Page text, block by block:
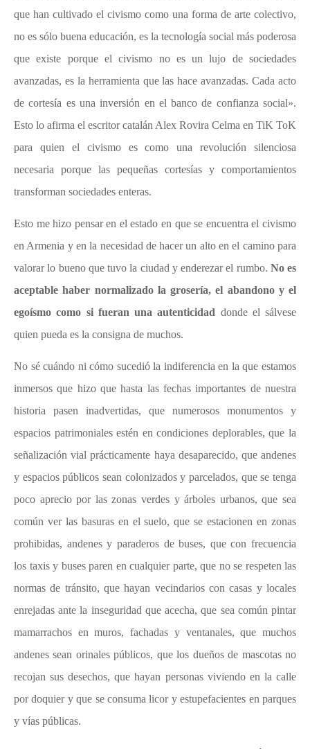
que han cultivado el civismo como una forma de arte colectivo,
no es sólo buena educación, es la tecnología social más poderosa
que existe porque el civismo no es un lujo de sociedades
avanzadas, es la herramienta que las hace avanzadas. Cada acto
de cortesía es una inversión en el banco de confianza social».
Esto lo afirma el escritor catalán Alex Rovira Celma en TiK ToK
para quien el civismo es como una revolución silenciosa
necesaria porque las pequeñas cortesías y comportamientos
transforman sociedades enteras.
Esto me hizo pensar en el estado en que se encuentra el civismo
en Armenia y en la necesidad dehacer un alto en el camino para
valorar lo bueno que tuvo la ciudad y enderezar el rumbo. No es
aceptable haber normalizado la grosería, el abandono y el
egoísmo como si fueran una autenticidad donde el sálvese
quien pueda es la consigna de muchos.
No sé cuándo ni cómo sucedió la indiferencia en la que estamos
inmersos que hizo que hasta las fechas importantes de nuestra
historia pasen inadvertidas, que numerosos monumentos y
espacios patrimoniales estén en condiciones deplorables, que la
señalización vial prácticamente haya desaparecido, que andenes
y espacios públicos sean colonizados y parcelados, que se tenga
poco aprecio por las zonas verdes y árboles urbanos, que sea
común ver las basuras en el suelo, que se estacionen en zonas
prohibidas, andenes y paraderos de buses, que con frecuencia
los taxis y buses paren en cualquier parte, que no se respeten las
normas de tránsito, que hayan vecindarios con casas y locales
enrejadas ante la inseguridad que acecha, que sea común pintar
mamarrachos en muros, fachadas y ventanales, que muchos
andenes sean orinales públicos, que los dueños de mascotas no
recojan sus desechos, que hayan personas viviendo en la calle
por doquier y que se consuma licor y estupefacientes en parques
y vías públicas.